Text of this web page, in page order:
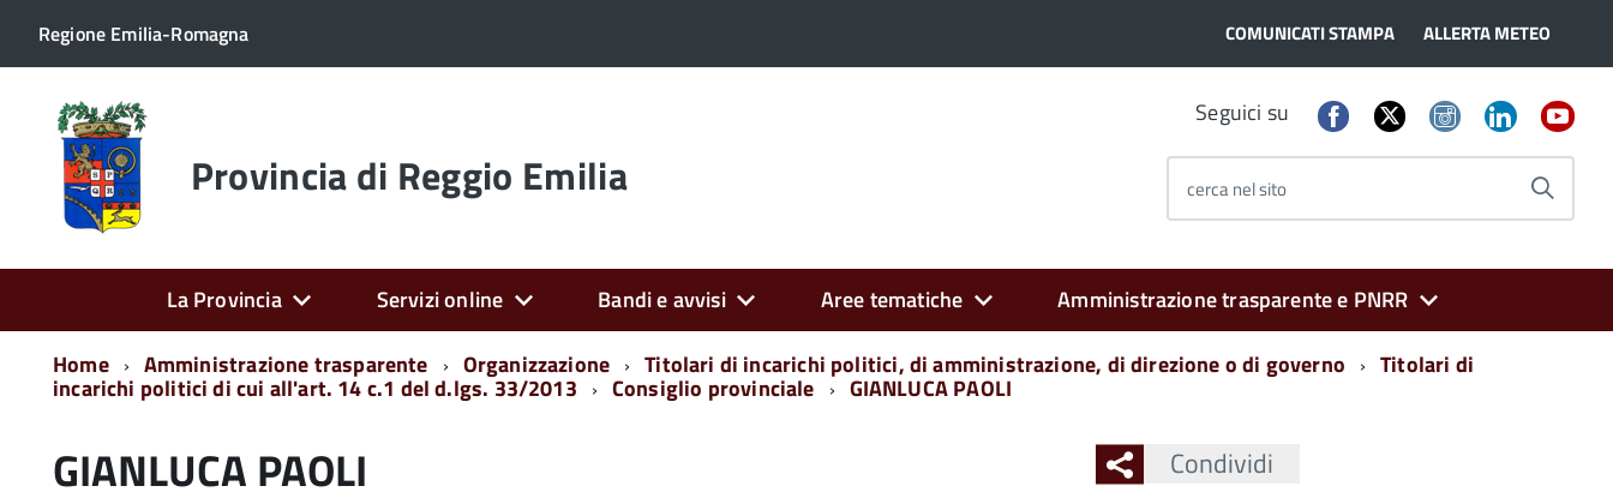
Regione Emilia-Romagna COMUNICATI STAMPA ALLERTA METEO
Torna
alla
home
page Provincia di Reggio Emilia
Seguici su
cerca nel sito
La Provincia Servizi online Bandi e avvisi Aree tematiche
Amministrazione trasparente e PNRR
Home
Amministrazione trasparente Organizzazione Titolari di incarichi politici, di amministrazione, di direzione o di governo Titolari di
incarichi politici di cui all'art. 14 c.1 del d.lgs. 33/2013 Consiglio provinciale GIANLUCA PAOLI
GIANLUCA PAOLI Condividi